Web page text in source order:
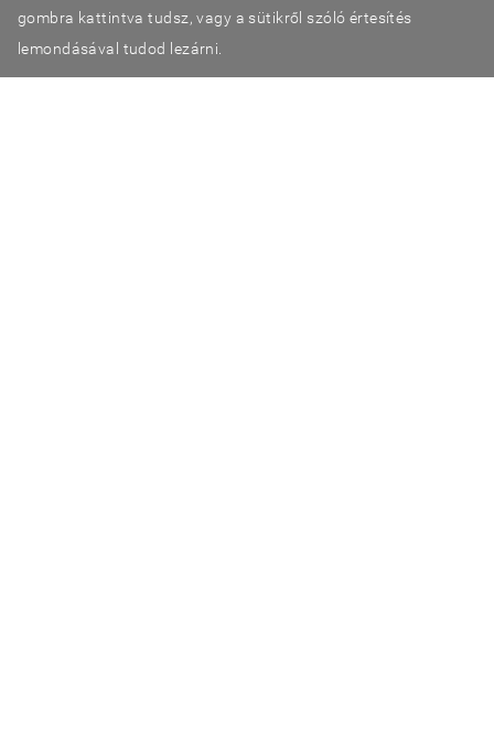
©2026 TestSzobrász
Adatvédelmi tájékoztató
gombra kattintva tudsz, vagy a sütikről szóló értesítés
lemondásával tudod lezárni.